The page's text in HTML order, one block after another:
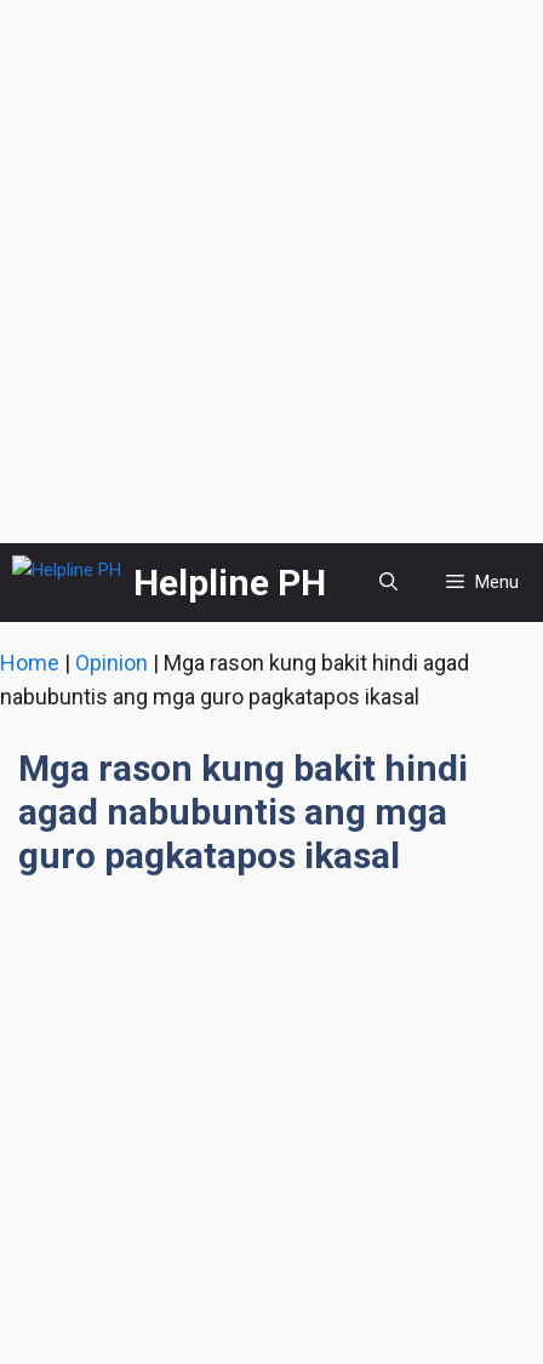
Skip
content
Helpline PH Menu
Home | Opinion | Mga rason kung bakit hindi agad
nabubuntis ang mga guro pagkatapos ikasal
Mga rason kung bakit hindi
agad nabubuntis ang mga
guro pagkatapos ikasal